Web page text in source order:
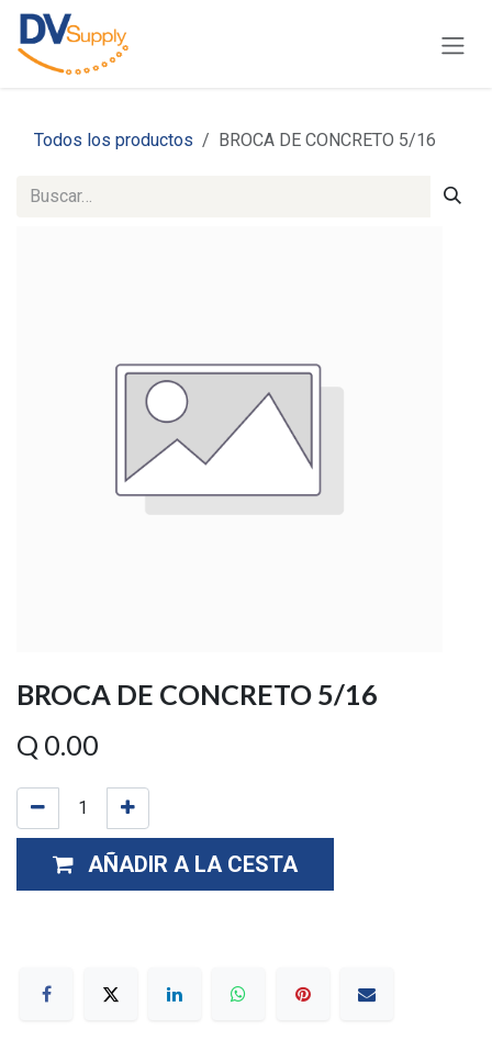
Ir al contenido
Todos los productos BROCA DE CONCRETO 5/16
BROCA DE CONCRETO 5/16
Q 0.00
AÑADIR A LA CESTA